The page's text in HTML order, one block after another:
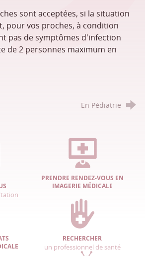
sont acceptées, si la situation
pour vos proches, à condition
pas de symptômes d'infection
de 2 personnes maximum en
En Pédiatrie
PRENDRE RENDEZ-VOUS EN
IMAGERIE MÉDICALE
RECHERCHER
un professionnel de santé